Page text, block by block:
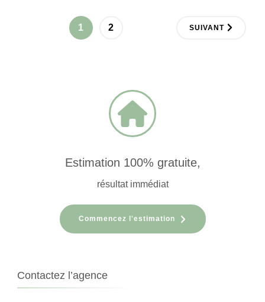
Pagination
publications
PAGE
1 PAGE
2 SUIVANT
Estimation 100% gratuite,
résultat immédiat
Commencez l'estimation
Contactez l’agence